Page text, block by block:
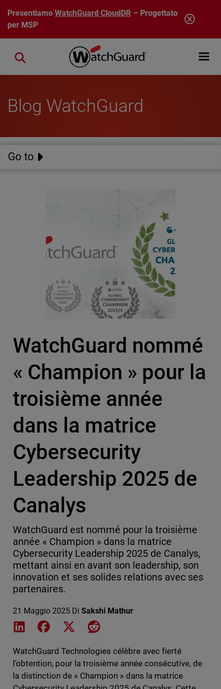
Salta al contenuto principale
PresentiamoWatchGuard CloudDR – Progettato
per MSP
Open
Close search
Blog WatchGuard
Go to
WatchGuard nommé
« Champion » pour la
troisième année
dans la matrice
Cybersecurity
Leadership 2025 de
Canalys
WatchGuard est nommé pour la troisième
année « Champion » dans la matrice
Cybersecurity Leadership 2025 de Canalys,
mettant ainsi en avant son leadership, son
innovation et ses solides relations avec ses
partenaires.
21 Maggio 2025 Di Sakshi Mathur
Share on LinkedIn
Share on Facebook
Share on XShare on Reddit
WatchGuard Technologies célèbre avec fierté
l’obtention, pour la troisième année consécutive, de
la distinction de « Champion » dans la matrice